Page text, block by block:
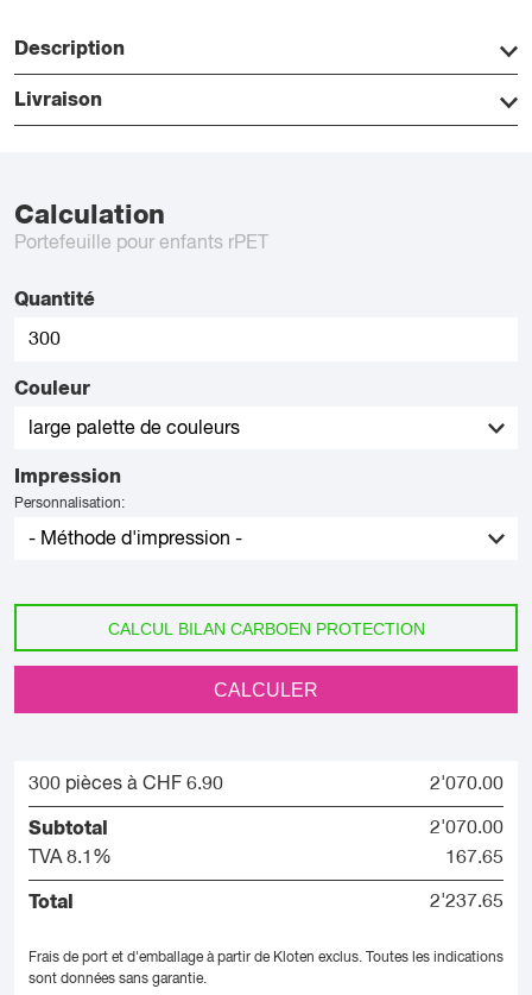
Description
Livraison
Calculation
Portefeuille pour enfants rPET
Quantité
Couleur
Impression
Personnalisation:
CALCUL BILAN CARBOEN PROTECTION
CALCULER
300 pièces à CHF 6.90 2'070.00
Subtotal
2'070.00
TVA 8.1%
167.65
Total 2'237.65
Frais de port et d'emballage à partir de Kloten exclus.
Toutes les indications
sont données sans garantie.